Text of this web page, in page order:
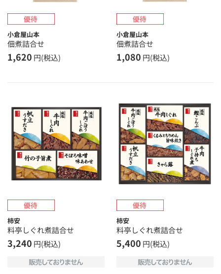
小倉屋山本
佃煮詰合せ
1,620 円(税込)
小倉屋山本
佃煮詰合せ
1,080 円(税込)
柿安
料亭しぐれ煮詰合せ
3,240 円(税込)
柿安
料亭しぐれ煮詰合せ
5,400 円(税込)